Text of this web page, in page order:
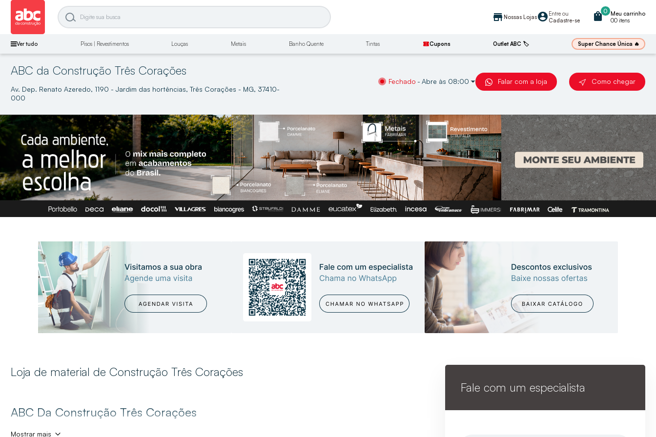
store Nossas Lojasaccount_circle Entre ou
Cadastre-se
0
shopping_bag
Meu carrinho
00 itens
Ver tudo Pisos | Revestimentos Louças Metais Banho Quente Tintas confirmation_numberCupons Outlet ABC 🏷️ Super Chance Única 🔥
ABC da Construção Três Corações
Av. Dep. Renato Azeredo, 1190 - Jardim das hortências, Três Corações - MG, 37410-
000
Fechado - Abre às 08:00 Falar com a loja Como chegar
Loja de material de Construção Três Corações
ABC Da Construção Três Corações
Mostrar mais
Fale com um especialista